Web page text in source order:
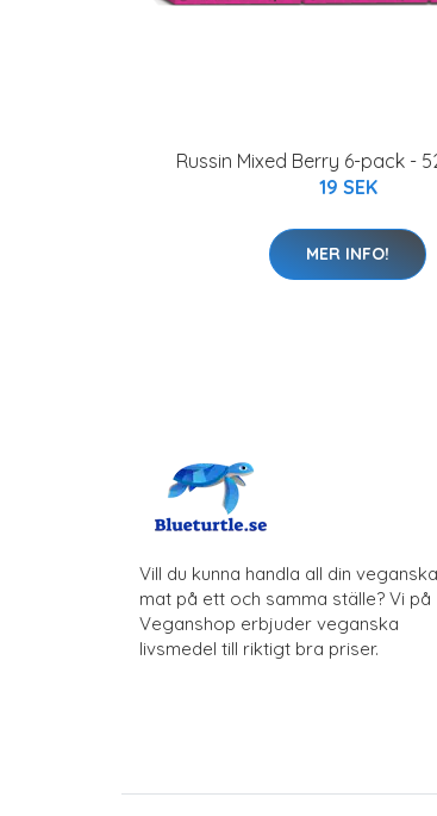
Russin Mixed Berry 6-pack -
19 SEK
MER INFO!
Vill du kunna handla all din veganska
mat på ett och samma ställe? Vi på
Veganshop erbjuder veganska
livsmedel till riktigt bra priser.